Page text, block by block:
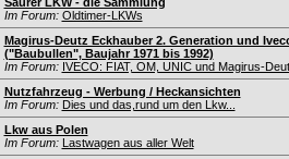
Im Forum: Oldtimer-LKWs
Magirus-Deutz Eckhauber 2. Generation und
("Baubullen", Baujahr 1971 bis 1992)
Im Forum: IVECO: FIAT, OM, UNIC und Magirus-
Nutzfahrzeug - Werbung / Heckansichten
Im Forum: Dies und das,rund um den Lkw...
Lkw aus Polen
Im Forum: Lastwagen aus aller Welt